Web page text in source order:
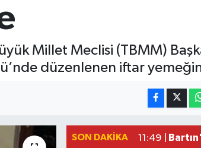
Millet Meclisi (TBMM)
düzenlenen iftar
SON DAKIKA 11:49 |